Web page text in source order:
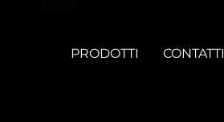
PRODOTTI CONTATTI